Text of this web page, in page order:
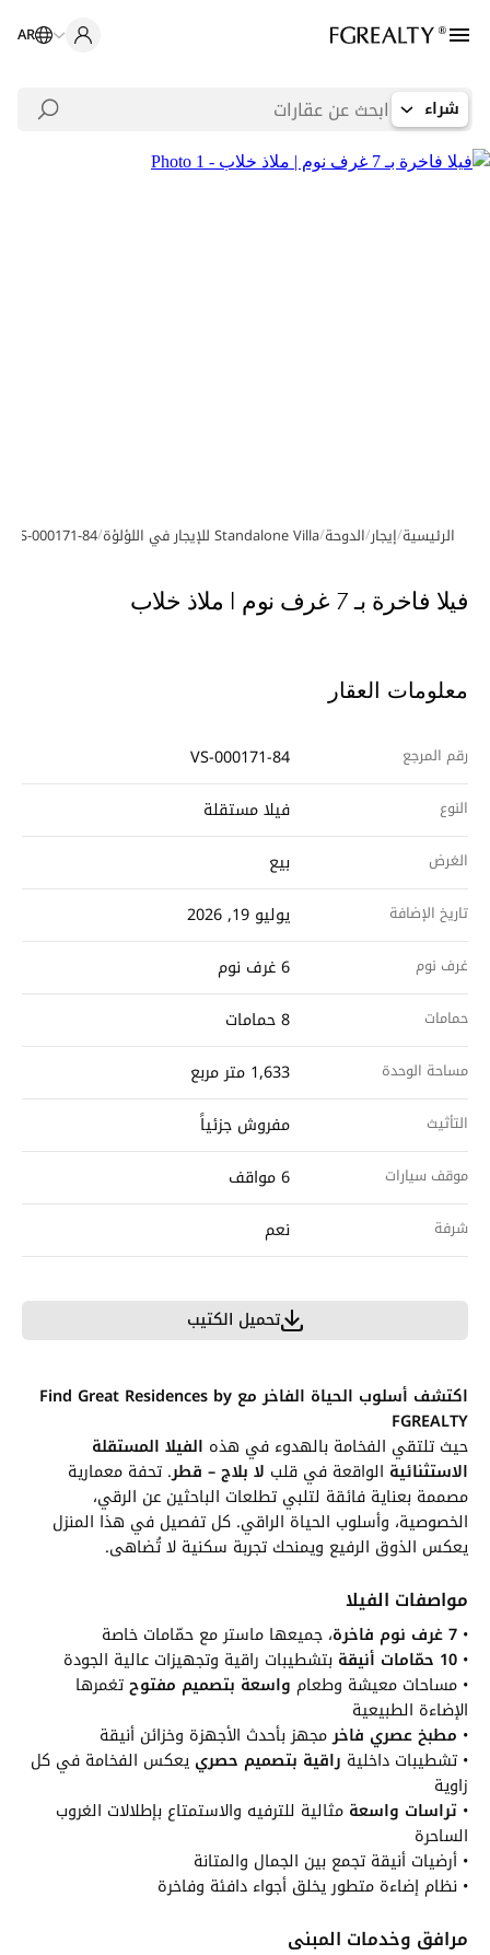
AR
شراء
معرض الصور جولة افتراضية فيديو
الرئيسية/إيجار/الدوحة/Standalone Villa للإيجار في اللؤلؤة /
VS-000171-84
فيلا فاخرة بـ 7 غرف نوم | ملاذ خلاب
معلومات العقار
رقم المرجع VS-000171-84
النوع فيلا مستقلة
الغرض بيع
تاريخ الإضافة يوليو 19, 2026
غرف نوم 6 غرف نوم
حمامات 8 حمامات
مساحة الوحدة 1,633 متر مربع
التأثيث مفروش جزئياً
موقف سيارات 6 مواقف
شرفة نعم
تحميل الكتيب
اكتشف أسلوب الحياة الفاخر مع Find Great Residences by
FGREALTY
حيث تلتقي الفخامة بالهدوء في هذه الفيلا المستقلة
الاستثنائية الواقعة في قلب لا بلاج – قطر. تحفة معمارية
مصممة بعناية فائقة لتلبي تطلعات الباحثين عن الرقي،
الخصوصية، وأسلوب الحياة الراقي. كل تفصيل في هذا المنزل
يعكس الذوق الرفيع ويمنحك تجربة سكنية لا تُضاهى.
مواصفات الفيلا
• 7 غرف نوم فاخرة
، جميعها ماستر مع حمّامات خاصة
• 10 حمّامات أنيقة
بتشطيبات راقية وتجهيزات عالية الجودة
• مساحات معيشة وطعام واسعة بتصميم مفتوحتغمرها
الإضاءة الطبيعية
• مطبخ عصري فاخرمجهز بأحدث الأجهزة وخزائن أنيقة
• تشطيبات داخلية راقية بتصميم حصري يعكس الفخامة في كل
زاوية
• تراسات واسعة مثالية للترفيه والاستمتاع بإطلالات الغروب
الساحرة
• أرضيات أنيقة تجمع بين الجمال والمتانة
• نظام إضاءة متطور يخلق أجواء دافئة وفاخرة
مرافق وخدمات المبنى